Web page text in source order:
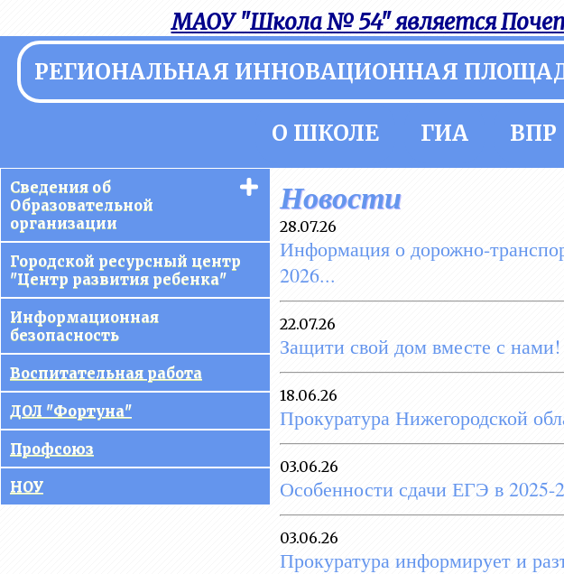
МАОУ "Школа № 54" является
РЕГИОНАЛЬНАЯ ИННОВАЦИОННАЯ
О ШКОЛЕ ГИА ВПР
Сведения об
Образовательной
организации
Основные сведения
Структура и органы
управления
образовательной
организацией
Документы
Образование
Руководство
Педагогический состав
Городской ресурсный центр
"Центр развития ребенка"
Информационная
безопасность
Воспитательная работа
ДОЛ "Фортуна"
Профсоюз
НОУ
Новости
28.07.26
Информация о дорожно-
2026...
22.07.26
Защити свой дом вместе с нами!
18.06.26
Прокуратура Нижегородской
03.06.26
Особенности сдачи ЕГЭ в 2025-
03.06.26
Прокуратура информирует и